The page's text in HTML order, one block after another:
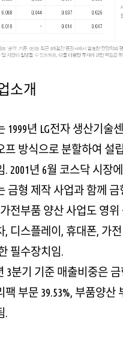
소개
1999년 LG전자 생산기술
프 방식으로 분할하여 설
. 2001년 6월 코스닥 시장
금형 제작 사업과 함께
전부품 양산 사업도 영위
, 디스플레이, 휴대폰, 가
필수장치임.
3분기 기준 매출비중은 금
팩 부문 39.53%, 부품양산
.